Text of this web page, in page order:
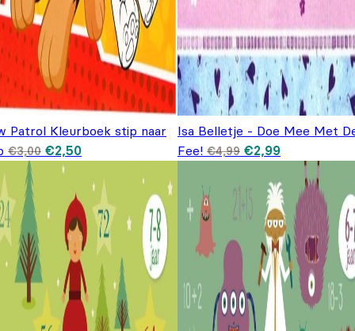
Patrol Kleurboek stip naar
€3,00 Oorspronkelijke prijs was: €3,00.
€2,50Huidige prijs is: €2,50.
Isa Belletje - Doe Mee Met
Fee! €4,99 Oorspronkelijke
prijs was: €4,99.
€2,99Huidige
prijs is: